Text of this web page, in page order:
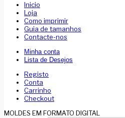
Inicio
Loja
Como imprimir
Guia de tamanhos
Contacte-nos
Minha conta
Lista de Desejos
Registo
Conta
Carrinho
Checkout
MOLDES EM FORMATO DIGITAL